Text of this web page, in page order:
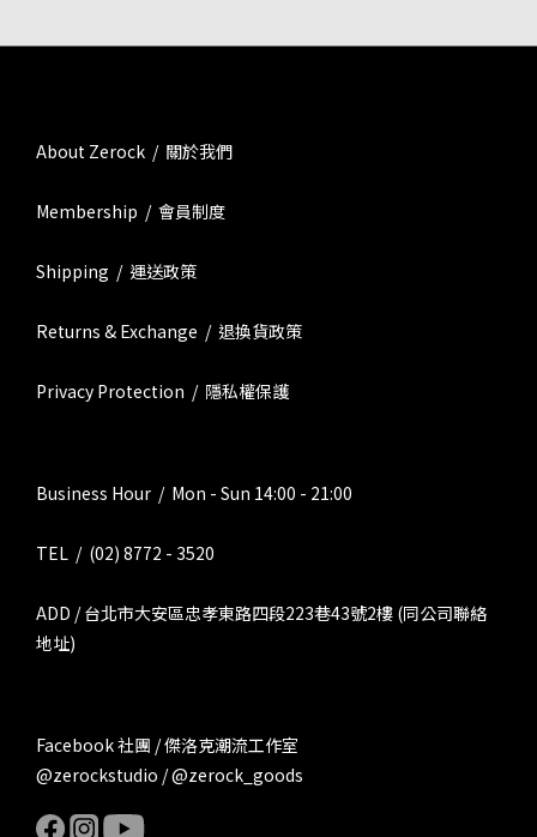
About Zerock / 關於我們
Membership / 會員制度
Shipping / 運送政策
Returns & Exchange / 退換貨政策
Privacy Protection / 隱私權保護
Business Hour / Mon - Sun 14:00 - 21:00
TEL / (02) 8772 - 3520
ADD / 台北市大安區忠孝東路四段223巷43號2樓 (同公司聯絡
地址)
Facebook 社團 / 傑洛克潮流工作室
@zerockstudio / @zerock_goods